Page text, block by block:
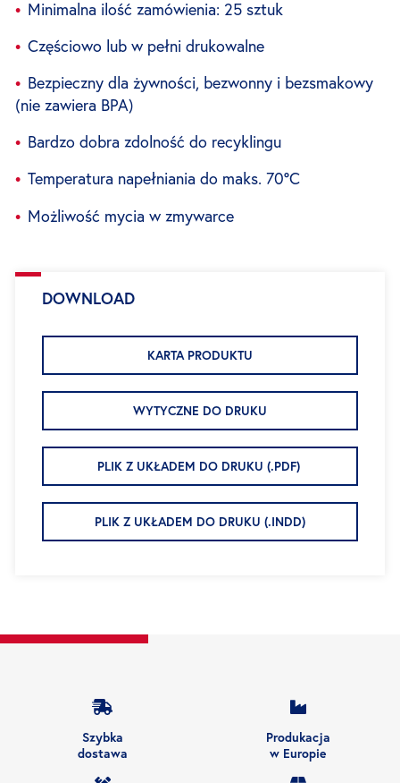
Minimalna ilość zamówienia: 25 sztuk
Częściowo lub w pełni drukowalne
Bezpieczny dla żywności, bezwonny i bezsmakowy
(nie zawiera BPA)
Bardzo dobra zdolność do recyklingu
Temperatura napełniania do maks. 70°C
Możliwość mycia w zmywarce
DOWNLOAD
KARTA PRODUKTU
WYTYCZNE DO DRUKU
PLIK Z UKŁADEM DO DRUKU (.PDF)
PLIK Z UKŁADEM DO DRUKU (.INDD)
Szybka
dostawa
Produkacja
w Europie